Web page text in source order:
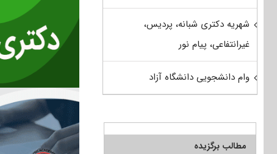
شهریه دکتری شبانه، پردیس،
غیرانتفاعی، پیام نور
وام دانشجویی دانشگاه آزاد
مطالب برگزیده